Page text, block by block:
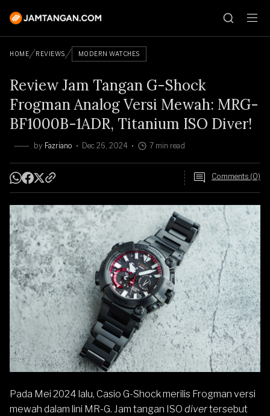
HOME REVIEWS MODERN WATCHES
Review Jam Tangan G-Shock
Frogman Analog Versi Mewah: MRG-
BF1000B-1ADR, Titanium ISO Diver!
by Fazriano Dec 26, 2024 7 min read
Comments (0)
Pada Mei 2024 lalu, Casio G-Shockmerilis Frogman versi
mewah dalam lini MR-G. Jam tangan ISO divertersebut